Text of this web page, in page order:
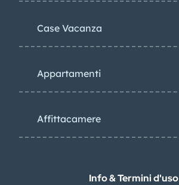
Case Vacanza
Appartamenti
Affittacamere
Info & Termini d'uso